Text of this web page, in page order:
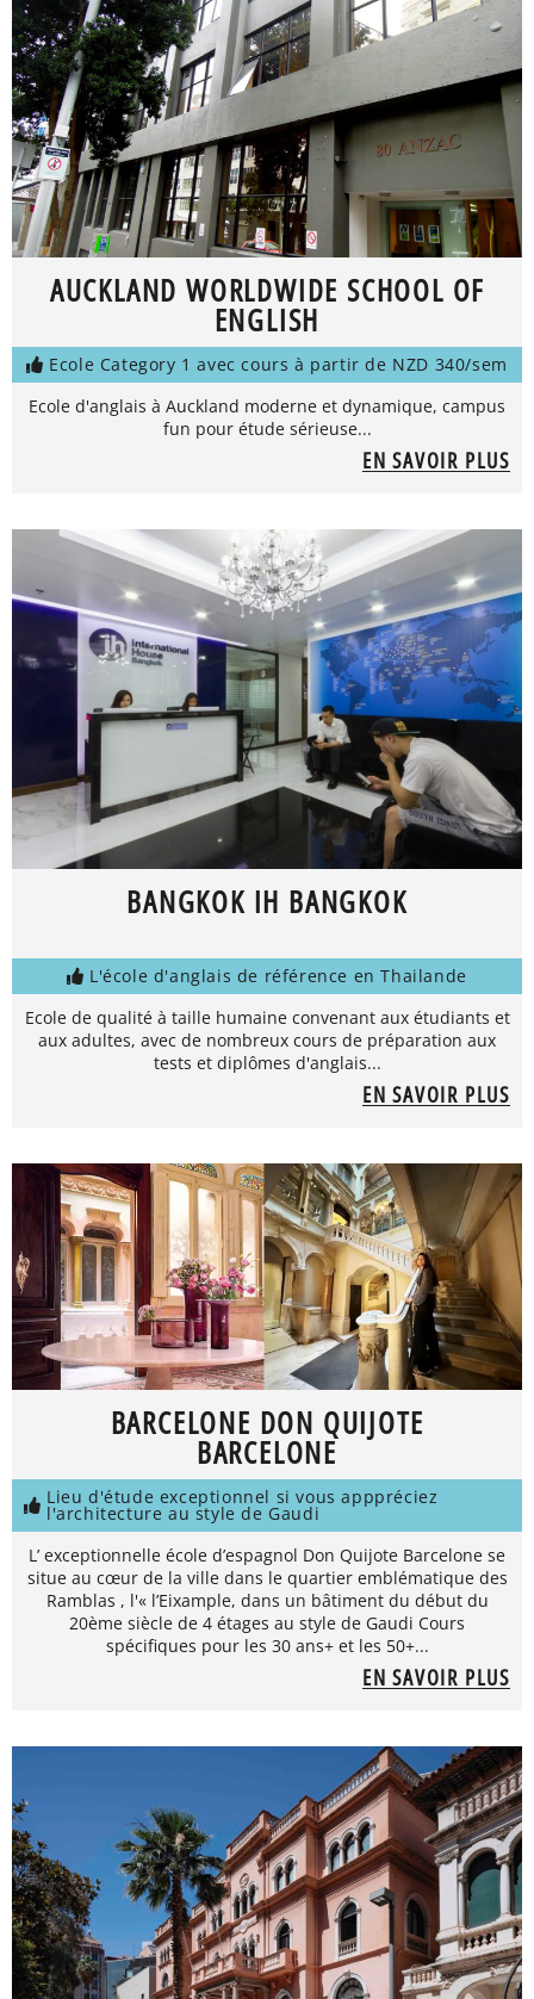
AUCKLAND WORLDWIDE SCHOOL OF
ENGLISH
Ecole Category 1 avec cours à partir de NZD 340/sem
Ecole d'anglais à Auckland moderne et dynamique, campus
fun pour étude sérieuse...
EN SAVOIR PLUS
BANGKOK IH BANGKOK
L'école d'anglais de référence en Thailande
Ecole de qualité à taille humaine convenant aux étudiants et
aux adultes, avec de nombreux cours de préparation aux
tests et diplômes d'anglais...
EN SAVOIR PLUS
BARCELONE DON QUIJOTE
BARCELONE
Lieu d'étude exceptionnel si vous apppréciez
l'architecture au style de Gaudi
L’ exceptionnelle école d’espagnol Don Quijote Barcelone se
situe au cœur de la ville dans le quartier emblématique des
Ramblas , l'« l’Eixample, dans un bâtiment du début du
20ème siècle de 4 étages au style de Gaudi Cours
spécifiques pour les 30 ans+ et les 50+...
EN SAVOIR PLUS